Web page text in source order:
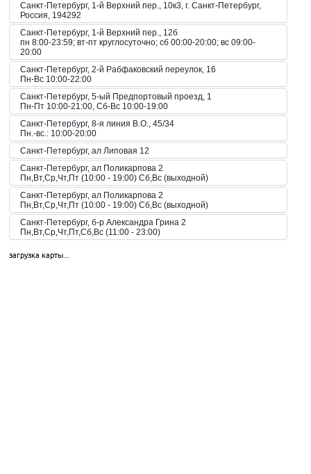
Санкт-Петербург, 1-й Верхний пер., 10к3, г. Санкт-Петербург,
Россия, 194292
Санкт-Петербург, 1-й Верхний пер., 12б
пн 8:00-23:59; вт-пт круглосуточно; сб 00:00-20:00; вс 09:00-
20:00
Санкт-Петербург, 2-й Рабфаковский переулок, 16
Пн-Вс 10:00-22:00
Санкт-Петербург, 5-ый Предпортовый проезд, 1
Пн-Пт 10:00-21:00, Сб-Вс 10:00-19:00
Санкт-Петербург, 8-я линия В.О., 45/34
Пн.-вс.: 10:00-20:00
Санкт-Петербург, ал Липовая 12
Санкт-Петербург, ал Поликарпова 2
Пн,Вт,Ср,Чт,Пт (10:00 - 19:00) Сб,Вс (выходной)
Санкт-Петербург, ал Поликарпова 2
Пн,Вт,Ср,Чт,Пт (10:00 - 19:00) Сб,Вс (выходной)
Санкт-Петербург, б-р Александра Грина 2
Пн,Вт,Ср,Чт,Пт,Сб,Вс (11:00 - 23:00)
Пн,Вт,Ср,Чт,Пт,Сб,Вс (09:00 - 21:00)
загрузка карты...